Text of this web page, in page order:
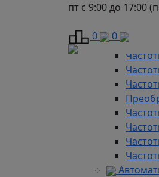
пт с 9:00 до 17:00
0 0
Каталог